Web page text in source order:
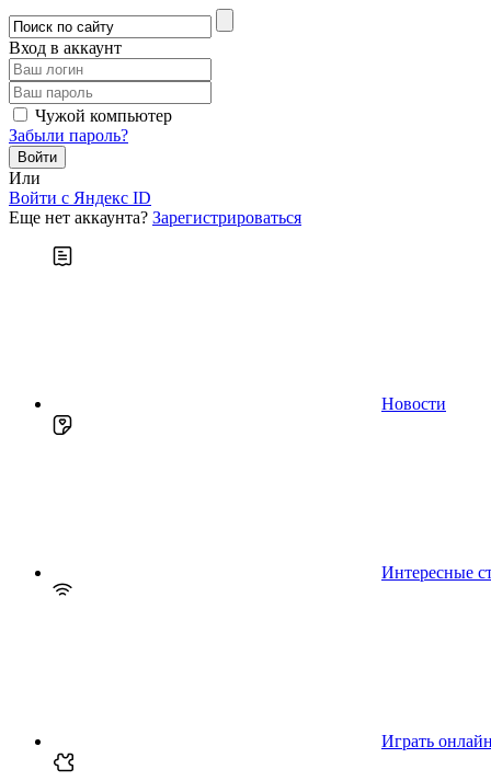
Вход в аккаунт
Чужой компьютер
Забыли пароль?
Или
Войти c Яндекс ID
Еще нет аккаунта? Зарегистрироваться
Новости
Интересные
Играть онлайн